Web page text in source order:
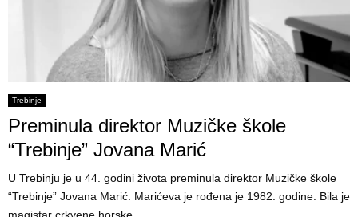
Trebinje
Preminula direktor Muzičke škole
“Trebinje” Jovana Marić
U Trebinju je u 44. godini života preminula direktor Muzičke škole
“Trebinje” Jovana Marić. Marićeva je rođena je 1982. godine. Bila je
magistar crkvene horske...